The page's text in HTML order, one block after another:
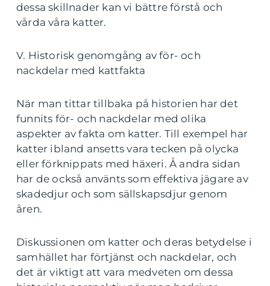
dessa skillnader kan vi bättre förstå och
vårda våra katter.
V. Historisk genomgång av för- och
nackdelar med kattfakta
När man tittar tillbaka på historien har det
funnits för- och nackdelar med olika
aspekter av fakta om katter. Till exempel har
katter ibland ansetts vara tecken på olycka
eller förknippats med häxeri. Å andra sidan
har de också använts som effektiva jägare av
skadedjur och som sällskapsdjur genom
åren.
Diskussionen om katter och deras betydelse i
samhället har förtjänst och nackdelar, och
det är viktigt att vara medveten om dessa